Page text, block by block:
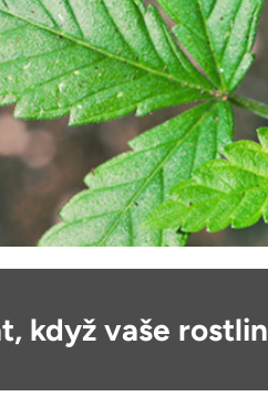
když vaše